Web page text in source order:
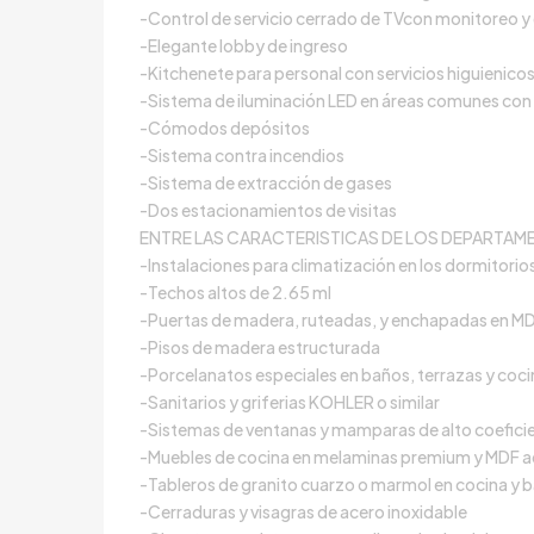
-Control de servicio cerrado de TVcon monitoreo
-Elegante lobby de ingreso
-Kitchenete para personal con servicios higuienicos
-Sistema de iluminación LED en áreas comunes
-Cómodos depósitos
-Sistema contra incendios
-Sistema de extracción de gases
-Dos estacionamientos de visitas
ENTRE LAS CARACTERISTICAS DE LOS
-Instalaciones para climatización en los
-Techos altos de 2.65 ml
-Puertas de madera, ruteadas, y enchapadas en
-Pisos de madera estructurada
-Porcelanatos especiales en baños, terrazas y
-Sanitarios y griferias KOHLER o similar
-Sistemas de ventanas y mamparas de alto
-Muebles de cocina en melaminas premium y
-Tableros de granito cuarzo o marmol en cocina y
-Cerraduras y visagras de acero inoxidable
1 año atrás
USD 390,000